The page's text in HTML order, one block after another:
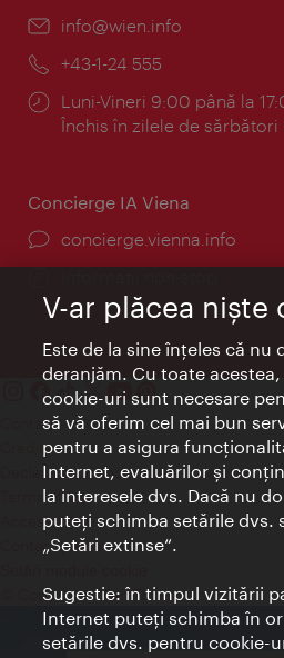
E-
info@wien.info
Telefon:
+43-1-24 555
Program:
Luni-Vineri 9:00 până la
Închis în zilele de sărbători
Concierge IA Viena
concierge.vienna.info
Contact
Credits
Declaraţie privind protecţia datelor
Terms of Use
Accesibilitate
Contact presa
© Copyright Wien Tourismus
V-ar plăcea nişte
Este de la sine înţeles că nu
deranjăm. Cu toate
cookie-uri sunt necesare
să vă oferim cel mai bun
pentru a asigura
Internet, evaluărilor şi
la interesele dvs. Dacă nu
puteţi schimba setările dvs.
„Setări extinse“.
Sugestie: în timpul vizitării
Internet puteţi schimba în
setările dvs. pentru cookie-